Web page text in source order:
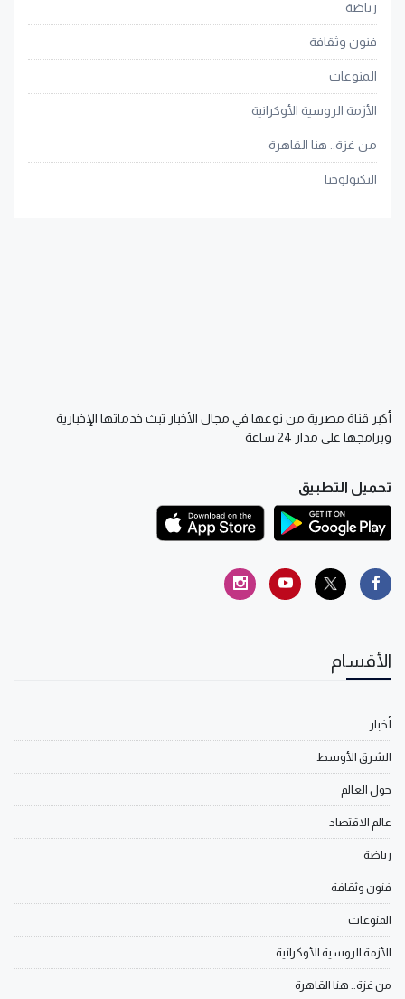
رياضة
فنون وثقافة
المنوعات
الأزمة الروسية الأوكرانية
من غزة.. هنا القاهرة
التكنولوجيا
أكبر قناة مصرية من نوعها في مجال الأخبار تبث خدماتها الإخبارية
وبرامجها على مدار 24 ساعة
تحميل التطبيق
الأقسام
أخبار
الشرق الأوسط
حول العالم
عالم الاقتصاد
رياضة
فنون وثقافة
المنوعات
الأزمة الروسية الأوكرانية
من غزة.. هنا القاهرة